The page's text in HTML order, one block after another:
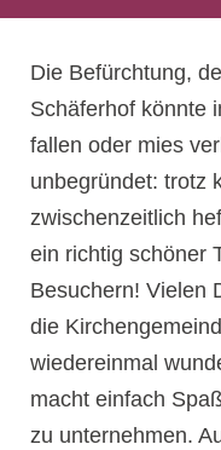
Die Befürchtung,
Schäferhof könnte
fallen oder mies
unbegründet: trotz
zwischenzeitlich
ein richtig schöner
Besuchern! Vielen
die
wiedereinmal
macht einfach
zu unternehmen.